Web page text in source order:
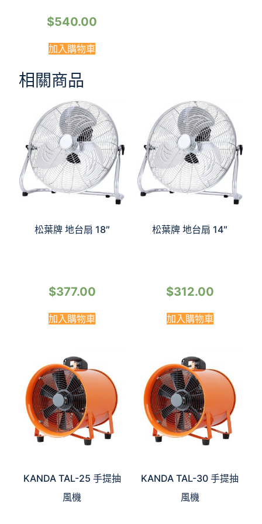
$540.00
加入購物車
相關商品
松葉牌 地台扇 18″
$377.00
加入購物車
松葉牌 地台扇 14″
$312.00
加入購物車
KANDA TAL-25 手提抽
風機
KANDA TAL-30 手提抽
風機